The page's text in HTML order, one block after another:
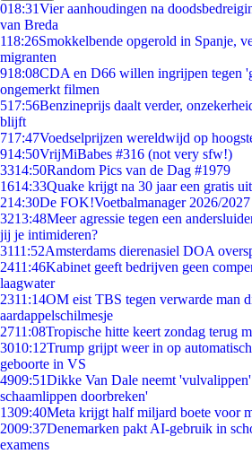
018:31Vier aanhoudingen na
van Breda
118:26Smokkelbende opgerold in Spanje,
migranten
918:08CDA en D66 willen ingrijpen tegen
ongemerkt filmen
517:56Benzineprijs daalt verder,
blijft
717:47Voedselprijzen wereldwijd op
914:50VrijMiBabes #316 (not very sfw!)
3314:50Random Pics van de Dag #1979
1614:33Quake krijgt na 30 jaar een gratis
214:30De FOK!Voetbalmanager 2026/2027
3213:48Meer agressie tegen een
jij je intimideren?
3111:52Amsterdams dierenasiel DOA
2411:46Kabinet geeft bedrijven geen
laagwater
2311:14OM eist TBS tegen verwarde man
aardappelschilmesje
2711:08Tropische hitte keert zondag terug
3010:12Trump grijpt weer in op
geboorte in VS
4909:51Dikke Van Dale neemt
schaamlippen doorbreken'
1309:40Meta krijgt half miljard boete voor
2009:37Denemarken pakt AI-gebruik in
examens